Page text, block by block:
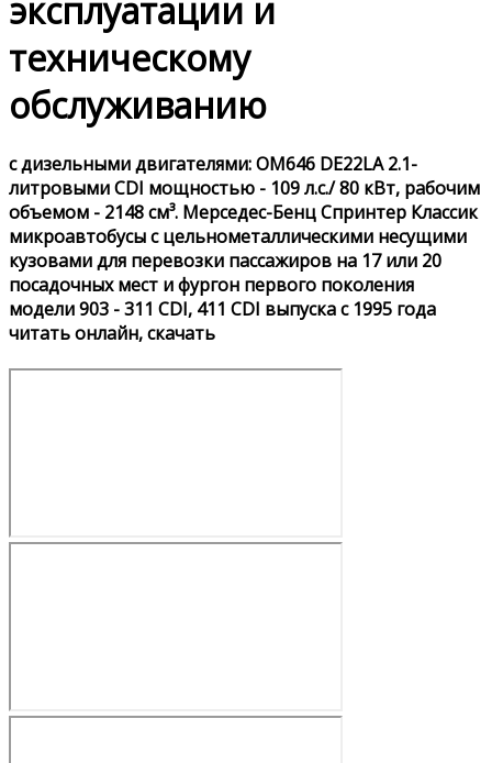
эксплуатации и
техническому
обслуживанию
с дизельными двигателями: OM646 DE22LA 2.1-
литровыми CDI мощностью - 109 л.с./ 80 кВт, рабочим
объемом - 2148 см³. Мерседес-Бенц Спринтер Классик
микроавтобусы с цельнометаллическими несущими
кузовами для перевозки пассажиров на 17 или 20
посадочных мест и фургон первого поколения
модели 903 - 311 CDI, 411 CDI выпуска с 1995 года
читать онлайн, скачать